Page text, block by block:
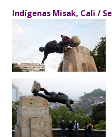
Indígenas Misak, Cali /